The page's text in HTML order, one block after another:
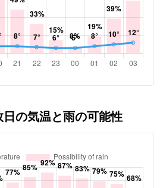
の気温と雨の可能性